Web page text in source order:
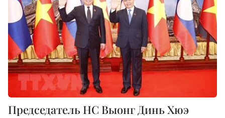
Председатель НС Выонг Динь Хюэ